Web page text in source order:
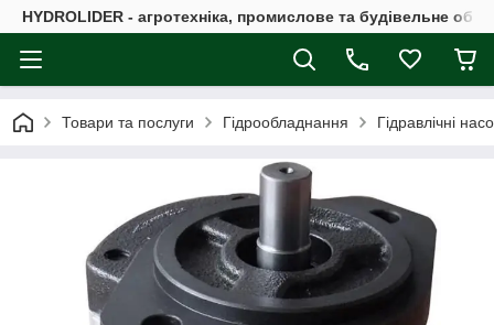
HYDROLIDER - агротехніка, промислове та будівельне
Товари та послуги Гідрообладнання Гідравлічні